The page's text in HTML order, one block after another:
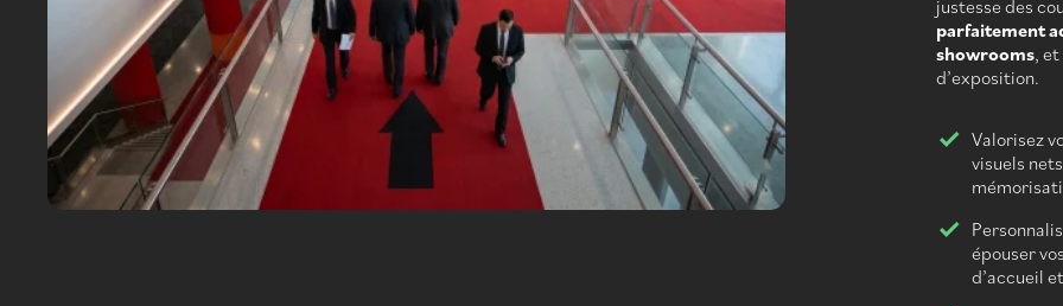
justesse des
parfaitement
showrooms,
d’exposition.
Valorisez
visuels
épouser
d’accueil